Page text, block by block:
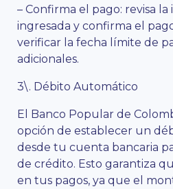
– Confirma el pago: revisa
ingresada y confirma el
verificar la fecha límite de
adicionales.
3\. Débito Automático
El Banco Popular de
opción de establecer un
desde tu cuenta bancaria
de crédito. Esto garantiza
en tus pagos, ya que el